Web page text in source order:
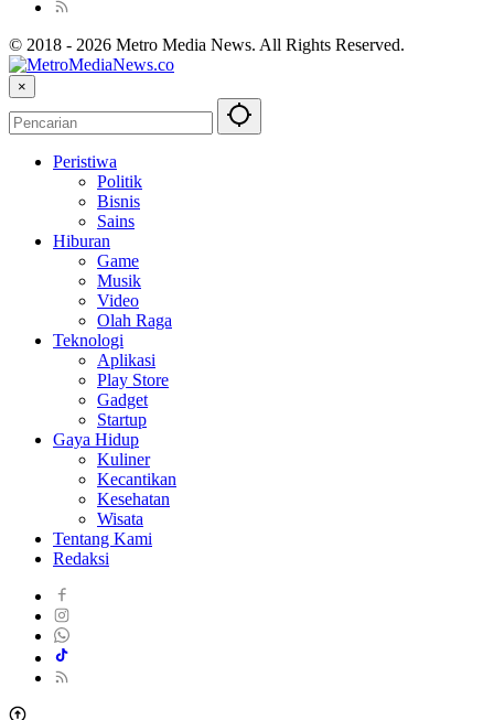
© 2018 - 2026 Metro Media News. All Rights Reserved.
×
Peristiwa
Politik
Bisnis
Sains
Hiburan
Game
Musik
Video
Olah Raga
Teknologi
Aplikasi
Play Store
Gadget
Startup
Gaya Hidup
Kuliner
Kecantikan
Kesehatan
Wisata
Tentang Kami
Redaksi